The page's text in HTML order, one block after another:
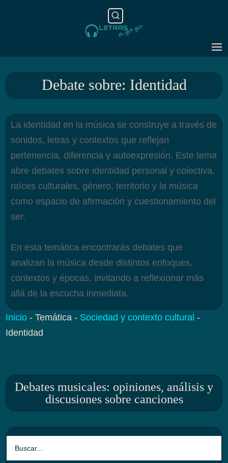
Debate sobre: Identidad
La identidad en la música se construye a través de
sonidos, letras y contextos que reflejan
pertenencia, diferencia y autoexpresión. Este tema
abre debates sobre identidad personal y colectiva,
raíces culturales, género, territorio y la música
como espacio de afirmación y cuestionamiento del
ser.
En esta temática encontrarás debates que
analizan la música desde distintos enfoques,
contextos y épocas, invitando a reflexionar más
allá de la escucha inmediata.
Inicio -Temática - Sociedad y contexto cultural -
Identidad
Debates musicales: opiniones, análisis y
discusiones sobre canciones